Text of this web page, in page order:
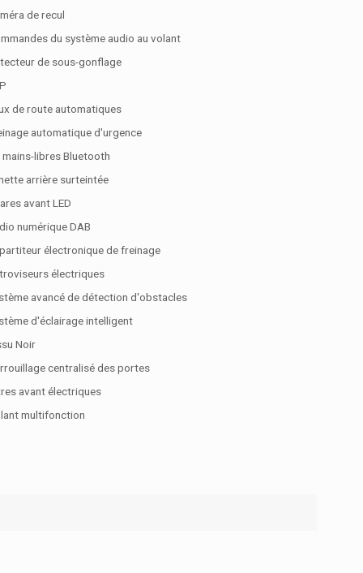
de recul
du système audio au volant
de sous-gonflage
de route automatiques
automatique d'urgence
mains-libres Bluetooth
arrière surteintée
avant LED
numérique DAB
électronique de freinage
électriques
avancé de détection d'obstacles
d'éclairage intelligent
Noir
centralisé des portes
avant électriques
multifonction